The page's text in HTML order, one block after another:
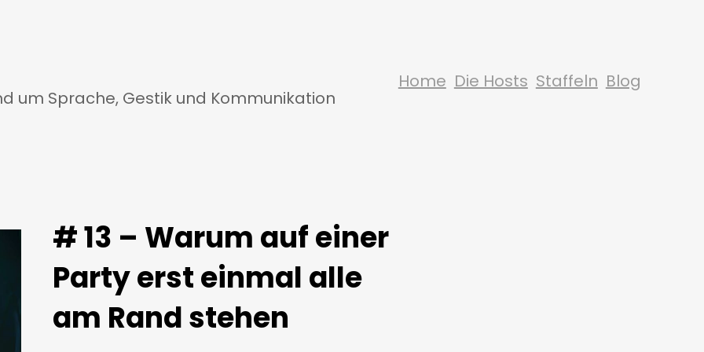
um Sprache, Gestik und Kommunikation
Home Die Hosts Staffeln Blog
# 13 – Warum auf einer
Party erst einmal alle
am Rand stehen